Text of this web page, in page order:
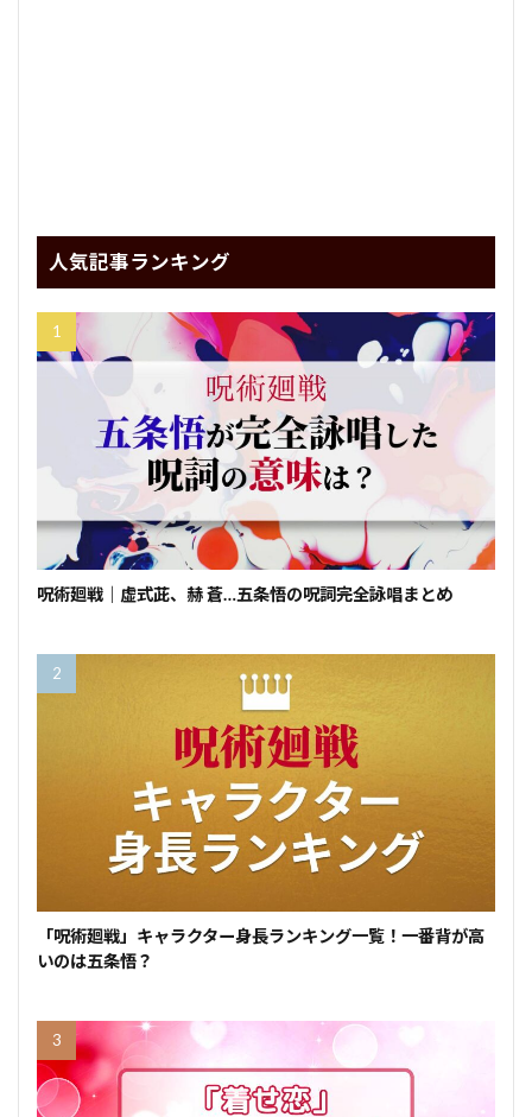
人気記事ランキング
呪術廻戦｜虚式茈、赫 蒼…五条悟の呪詞完全詠唱まとめ
「呪術廻戦」キャラクター身長ランキング一覧！一番背が高
いのは五条悟？